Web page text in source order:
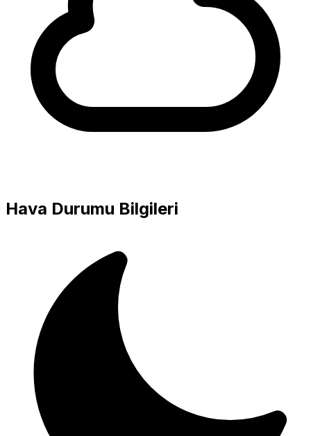
Hava Durumu Bilgileri